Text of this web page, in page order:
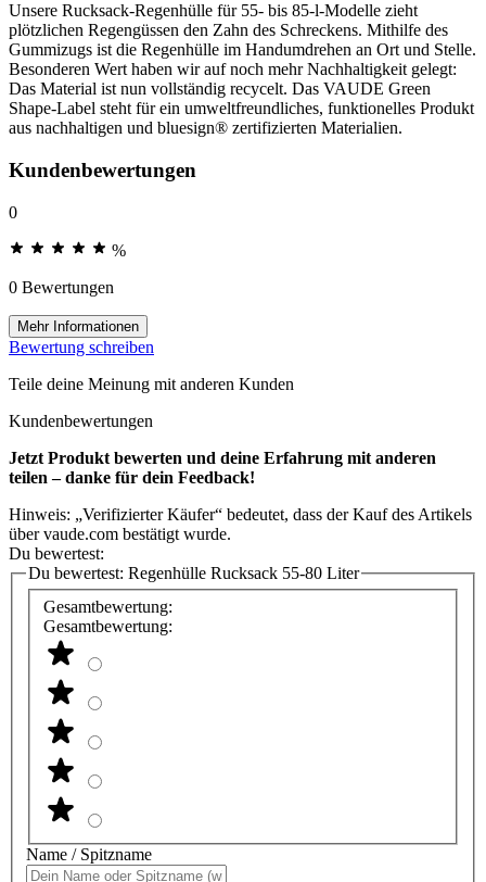
Unsere Rucksack-Regenhülle für 55- bis 85-l-Modelle zieht
plötzlichen Regengüssen den Zahn des Schreckens. Mithilfe des
Gummizugs ist die Regenhülle im Handumdrehen an Ort und Stelle.
Besonderen Wert haben wir auf noch mehr Nachhaltigkeit gelegt:
Das Material ist nun vollständig recycelt. Das VAUDE Green
Shape-Label steht für ein umweltfreundliches, funktionelles Produkt
aus nachhaltigen und bluesign® zertifizierten Materialien.
Kundenbewertungen
0
%
0 Bewertungen
Mehr Informationen
Bewertung schreiben
Teile deine Meinung mit anderen Kunden
Kundenbewertungen
Jetzt Produkt bewerten und deine Erfahrung mit anderen
teilen – danke für dein Feedback!
Hinweis: „Verifizierter Käufer“ bedeutet, dass der Kauf des Artikels
über vaude.com bestätigt wurde.
Du bewertest:
Du bewertest: Regenhülle Rucksack 55-80 Liter
Gesamtbewertung:
Gesamtbewertung:
Name / Spitzname